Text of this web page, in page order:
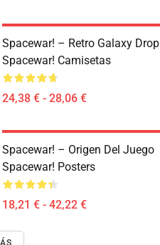
Spacewar! – Retro Galaxy Drop
Spacewar! Camisetas
24,38 € - 28,06 €
Spacewar! – Origen Del Juego
Spacewar! Posters
18,21 € - 42,22 €